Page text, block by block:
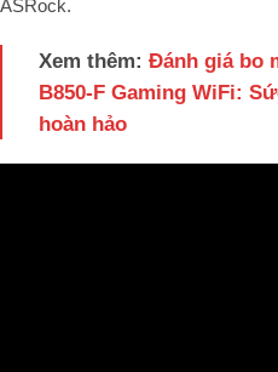
ASRock.
Xem thêm: Đánh giá bo
B850-F Gaming WiFi:
hoàn hảo